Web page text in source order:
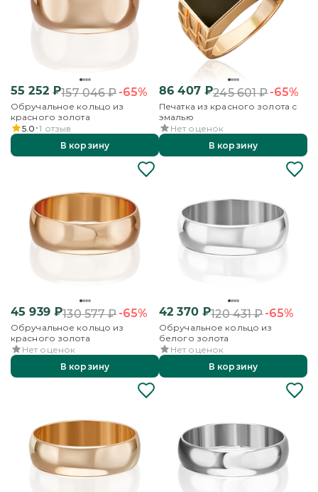
55 252₽157 046₽-65%
Обручальное кольцо из
красного золота
5.0 1 отзыв
В корзину
86 407₽245 601₽-65%
Печатка из красного золота с
эмалью
Нет оценок
В корзину
45 939₽130 577₽-65%
Обручальное кольцо из
красного золота
Нет оценок
В корзину
42 370₽120 431₽-65%
Обручальное кольцо из
белого золота
Нет оценок
В корзину